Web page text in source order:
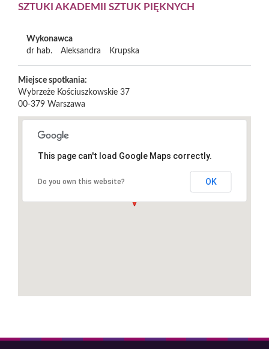
SZTUKI AKADEMII SZTUK PIĘKNYCH
Wykonawca
dr hab.
Aleksandra Krupska
Miejsce spotkania:
Wybrzeże Kościuszkowskie 37
00-379 Warszawa
This page can't load Google Maps correctly.
Do you own this website? OK